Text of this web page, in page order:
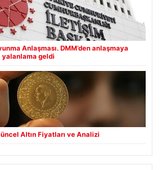
Anlaşması. DMM’den anlaşmaya
geldi
Altın Fiyatları ve Analizi